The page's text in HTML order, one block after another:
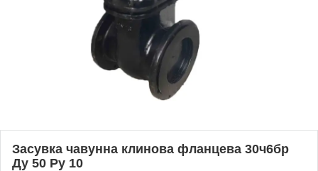
Засувка чавунна клинова фланцева 30ч6бр
Ду 50 Ру 10